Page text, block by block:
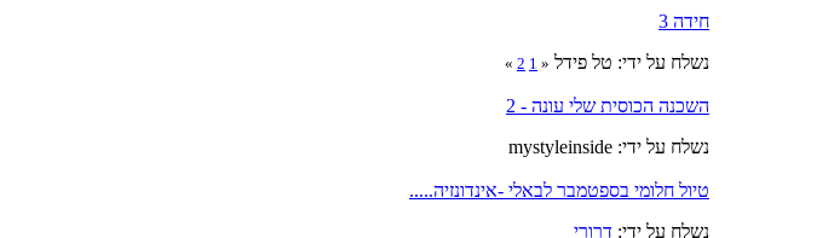
חידה 3
נשלח על ידי: טל פידל «
1
2
»
השכנה הכוסית שלי עונה - 2
נשלח על ידי: mystyleinside
טיול חלומי בספטמבר לבאלי -אינדונזיה.....
נשלח על ידי: דרורי